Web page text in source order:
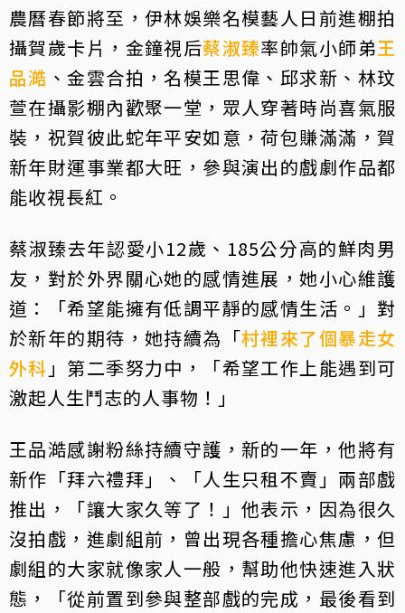
農曆春節將至，伊林娛樂名模藝人日前進棚拍
攝賀歲卡片，金鐘視后蔡淑臻率帥氣小師弟王
品澔 、金雲合拍，名模王思偉、邱求新、林玟
萱在攝影棚內歡聚一堂，眾人穿著時尚喜氣服
裝，祝賀彼此蛇年平安如意，荷包賺滿滿，賀
新年財運事業都大旺，參與演出的戲劇作品都
能收視長紅。
蔡淑臻去年認愛小12歲、185公分高的鮮肉男
友，對於外界關心她的感情進展，她小心維護
道：「希望能擁有低調平靜的感情生活。」對
於新年的期待，她持續為「村裡來了個暴走女
外科 」第二季努力中，「希望工作上能遇到可
激起人生鬥志的人事物！」
王品澔感謝粉絲持續守護，新的一年，他將有
新作「拜六禮拜」、「人生只租不賣」兩部戲
推出，「讓大家久等了！」他表示，因為很久
沒拍戲，進劇組前，曾出現各種擔心焦慮，但
劇組的大家就像家人一般，幫助他快速進入狀
態，「從前置到參與整部戲的完成，最後看到